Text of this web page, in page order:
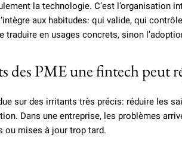
la technologie. C’est l’organisation
aux habitudes: qui valide, qui
traduire en usages concrets, sinon
des PME une fintech peut
sur des irritants très précis: réduire les
Dans une entreprise, les problèmes
ou mises à jour trop tard.